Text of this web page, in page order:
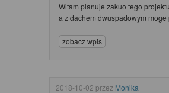
Witam planuje zakuo tego
a z dachem dwuspadowym moge
zobacz wpis
2018-10-02 przez Monika